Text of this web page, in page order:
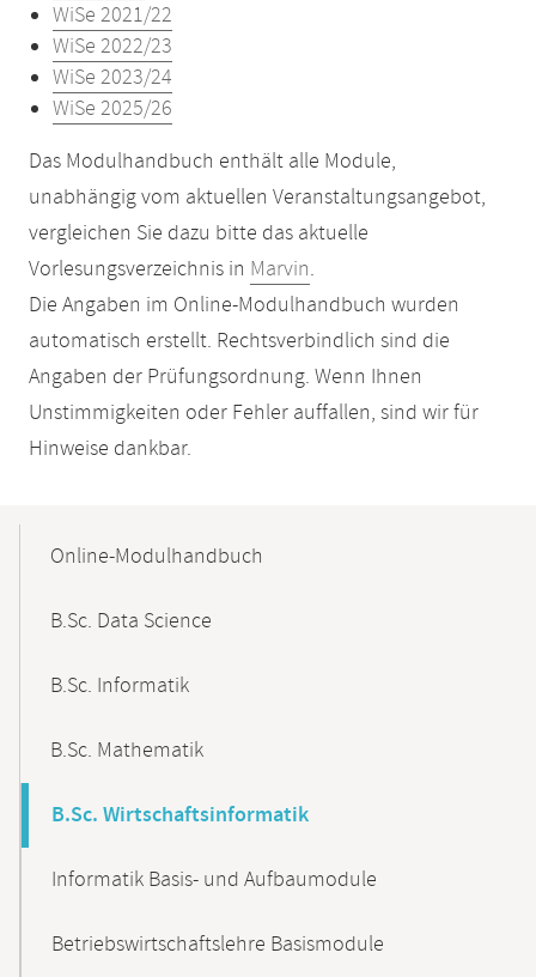
WiSe 2021/22
WiSe 2022/23
WiSe 2023/24
WiSe 2025/26
Das Modulhandbuch enthält alle Module,
unabhängig vom aktuellen Veranstaltungsangebot,
vergleichen Sie dazu bitte das aktuelle
Vorlesungsverzeichnis in Marvin.
Die Angaben im Online-Modulhandbuch wurden
automatisch erstellt. Rechtsverbindlich sind die
Angaben der Prüfungsordnung. Wenn Ihnen
Unstimmigkeiten oder Fehler auffallen, sind wir für
Hinweise dankbar.
NavigationOnline-Modulhandbuch
B.Sc. Data Science
B.Sc. Informatik
B.Sc. Mathematik
B.Sc. Wirtschaftsinformatik
Informatik Basis- und Aufbaumodule
Betriebswirtschaftslehre Basismodule